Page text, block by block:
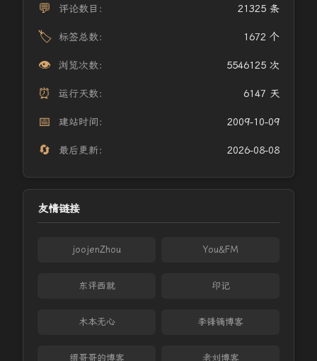
💬 评论数目： 21325 条
🏷️ 标签总数： 1672 个
👁️ 浏览次数： 5546125 次
⏰ 运行天数： 6147 天
📅 建站时间： 2009-10-09
🔄 最后更新： 2026-08-08
友情链接
joojenZhou You&FM
东评西就 印记
木本无心 李锋镝博客
缙哥哥的博客 老刘博客